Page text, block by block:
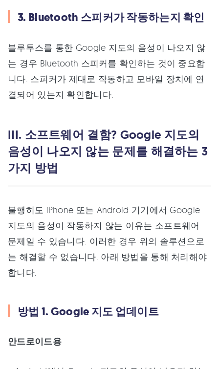
3. Bluetooth 스피커가 작동하는지 확인
블루투스를 통한 Google 지도의 음성이 나오지 않
는 경우 Bluetooth 스피커를 확인하는 것이 중요합
니다. 스피커가 제대로 작동하고 모바일 장치에 연
결되어 있는지 확인합니다.
III. 소프트웨어 결함? Google 지도의
음성이 나오지 않는 문제를 해결하는 3
가지 방법
불행히도 iPhone 또는 Android 기기에서 Google
지도의 음성이 작동하지 않는 이유는 소프트웨어
문제일 수 있습니다. 이러한 경우 위의 솔루션으로
는 해결할 수 없습니다. 아래 방법을 통해 처리해야
합니다.
방법 1. Google 지도 업데이트
안드로이드용